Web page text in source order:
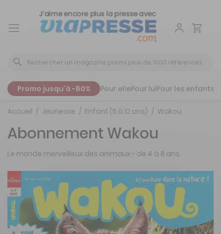
Aller
Promo jusqu'à -80% Pour ellePour luiPour les enfants
Accueil Jeunesse Enfant (5 à 12 ans) Wakou
Abonnement Wakou
Le monde merveilleux des animaux - de 4 à 8 ans